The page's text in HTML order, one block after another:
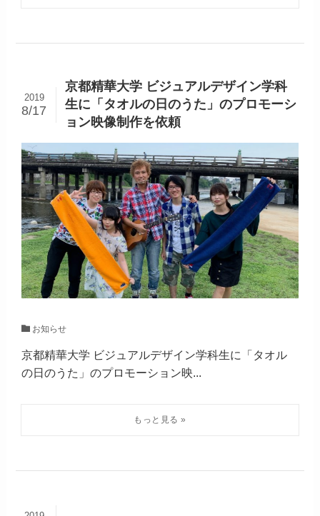
京都精華大学 ビジュアルデザイン学科
生に「タオルの日のうた」のプロモーシ
ョン映像制作を依頼
2019
8/17
お知らせ
京都精華大学 ビジュアルデザイン学科生に「タオル
の日のうた」のプロモーション映...